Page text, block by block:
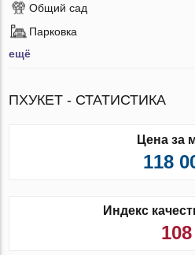
Общий сад
Парковка
ещё
ПХУКЕТ - СТАТИСТИКА
Цена за
118
Индекс
108